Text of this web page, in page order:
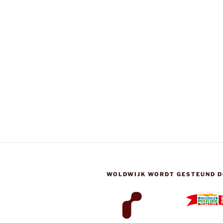
WOLDWIJK WORDT GESTEUND